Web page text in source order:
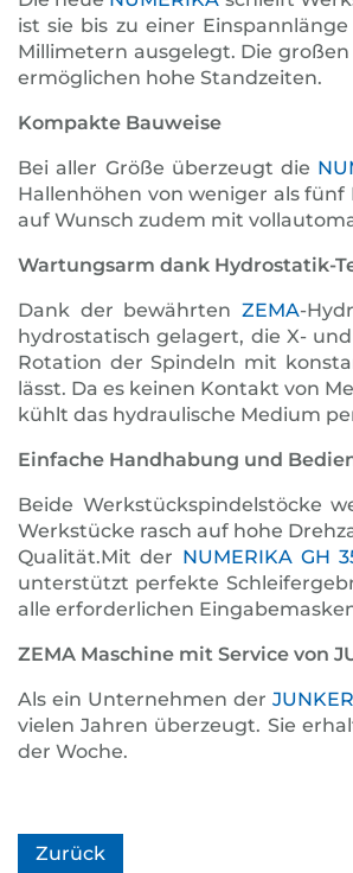
ist sie bis zu einer
Millimetern ausgelegt. Die
ermöglichen hohe Standzeiten.
Kompakte Bauweise
Bei aller Größe überzeugt die
Hallenhöhen von weniger als
auf Wunsch zudem mit
Wartungsarm dank Hydrostatik-
Dank der bewährtenZEMA-
hydrostatisch gelagert, die X-
Rotation der Spindeln mit
lässt. Da es keinen Kontakt von
kühlt das hydraulische Medium
Einfache Handhabung und
Beide Werkstückspindelstöcke
Werkstücke rasch auf hohe
Qualität.Mit der NUMERIKA GH
unterstützt perfekte
alle erforderlichen
ZEMA Maschine mit Service von
Als ein Unternehmen der
vielen Jahren überzeugt. Sie
der Woche.
Zurück